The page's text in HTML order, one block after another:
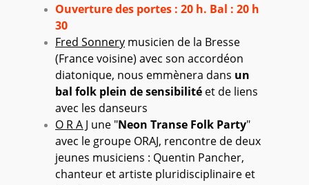
Ouverture des portes : 20 h. Bal : 20 h
30
Fred Sonnery musicien de la Bresse
(France voisine) avec son accordéon
diatonique, nous emmènera dans un
bal folk plein de sensibilité et de liens
avec les danseurs
O R A J une "Neon Transe Folk Party"
avec le groupe ORAJ, rencontre de deux
jeunes musiciens : Quentin Pancher,
chanteur et artiste pluridisciplinaire et